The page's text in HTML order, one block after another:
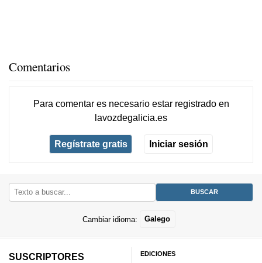
Comentarios
Para comentar es necesario estar registradoen
lavozdegalicia.es
Regístrate gratis Iniciar sesión
Cambiar idioma: Galego
SUSCRIPTORES
EDICIONES